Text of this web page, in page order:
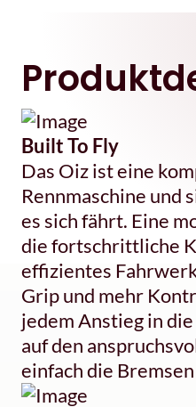
Built To Fly
Das Oiz ist eine
Rennmaschine und
es sich fährt. Eine
die fortschrittliche
effizientes
Grip und mehr
jedem Anstieg in
auf den
einfach die